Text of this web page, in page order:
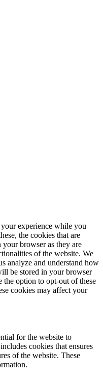
experience while you
the cookies that are
your browser as they are
of the website. We
analyze and understand how
be stored in your browser
the option to opt-out of these
cookies may affect your
for the website to
cookies that ensures
of the website. These